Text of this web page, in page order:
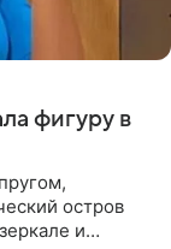
фигуру в
остров
и